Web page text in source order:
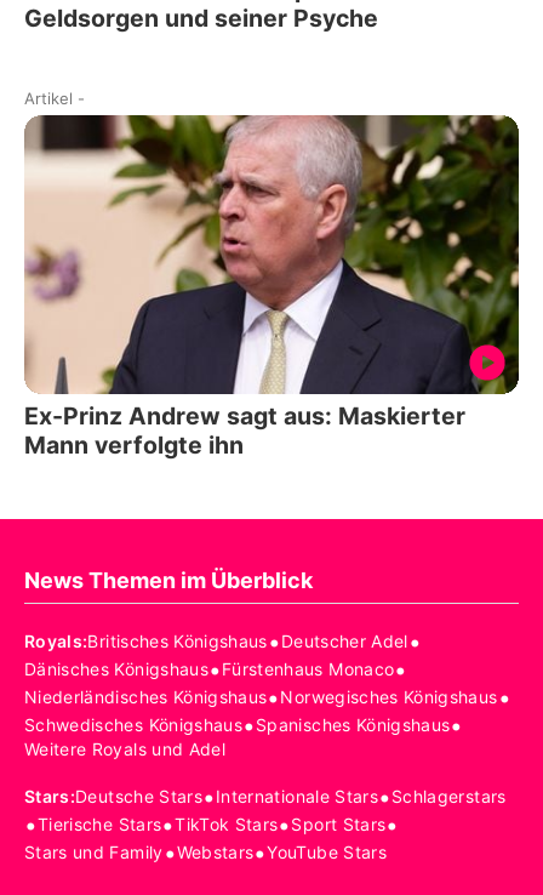
Geldsorgen und seiner Psyche
Artikel -
Ex-Prinz Andrew sagt aus: Maskierter
Mann verfolgte ihn
News Themen im Überblick
Royals:Britisches Königshaus•Deutscher Adel•
Dänisches Königshaus•Fürstenhaus Monaco•
Niederländisches Königshaus•Norwegisches Königshaus•
Schwedisches Königshaus•Spanisches Königshaus•
Weitere Royals und Adel
Stars:Deutsche Stars•Internationale Stars•Schlagerstars
•Tierische Stars•TikTok Stars•Sport Stars•
Stars und Family•Webstars•YouTube Stars